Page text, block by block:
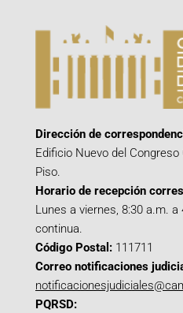
Dirección de
Edificio Nuevo del
Piso.
Horario de recepción
Lunes a viernes, 8:30 a.m. a
continua.
Código Postal: 111711
Correo notificaciones
PQRSD: